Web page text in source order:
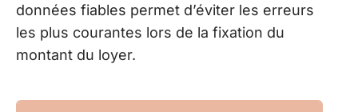
données fiables permet d’éviter les erreurs
les plus courantes lors de la fixation du
montant du loyer.